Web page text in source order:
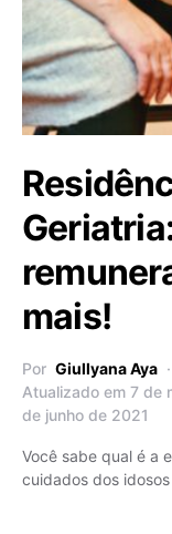
mais!
Por Giullyana Aya
Atualizado em 7 de
de junho de 2021
Você sabe qual é a
cuidados dos